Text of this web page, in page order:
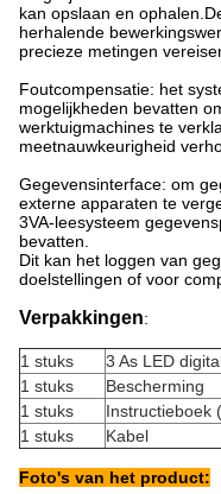
kan opslaan en
herhalende
precieze metingen
Foutcompensatie: het
mogelijkheden bevatten
werktuigmachines te
meetnauwkeurigheid
Gegevensinterface: om
externe apparaten te
3VA-leesysteem
bevatten.
Dit kan het loggen van
doelstellingen of voor
Verpakkingen:
1 stuks
3 As LED
1 stuks
Bescherming
1 stuks
Instructieboek
1 stuks
Kabel
Foto's van het product: